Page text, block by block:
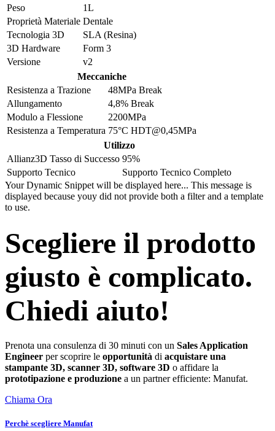
Peso
1L
Proprietà Materiale Dentale
Tecnologia 3D
SLA (Resina)
3D Hardware
Form 3
Versione
v2
Meccaniche
Resistenza a Trazione
48MPa Break
Allungamento
4,8% Break
Modulo a Flessione
2200MPa
Resistenza a Temperatura 75°C HDT@0,45MPa
Utilizzo
Allianz3D Tasso di Successo 95%
Supporto Tecnico
Supporto Tecnico Completo
Your Dynamic Snippet will be displayed here... This message is
displayed because youy did not provide both a filter and a template
to use.
Scegliere il prodotto
giusto è complicato.
Chiedi aiuto!
Prenota una consulenza di 30 minuti con un Sales Application
Engineer per scoprire le opportunità di acquistare una
stampante 3D, scanner 3D, software 3D o affidare la
prototipazione e produzione a un partner efficiente: Manufat.
Chiama Ora
Perchè scegliere Manufat